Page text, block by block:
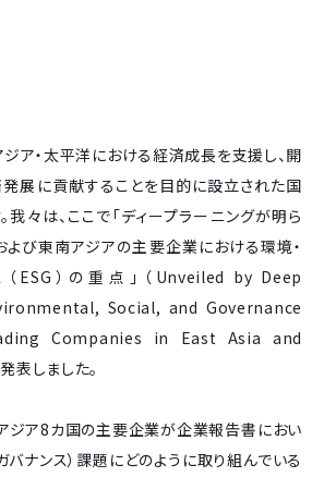
ア・太平洋における経済成長を支援し、開
展に貢献することを目的に設立された国
々は、ここで「ディープラーニングが明ら
よび東南アジアの主要企業における環境・
ESG）の重点」（Unveiled by Deep
Social, and Governance
Companies in East Asia and
しました。
ジア8カ国の主要企業が企業報告書におい
バナンス）課題にどのように取り組んでいる